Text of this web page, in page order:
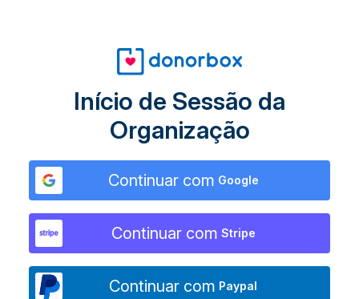
Início de Sessão da
Organização
Continuar com Google
Continuar com Stripe
Continuar com Paypal